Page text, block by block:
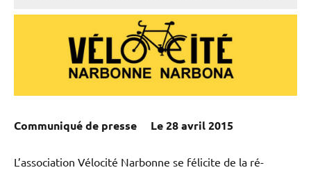
Communiqué de presse Le 28 avril 2015
L’association Vélocité Narbonne se félicite de la ré-